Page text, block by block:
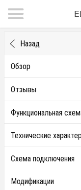
Назад
Обзор
Отзывы
Функциональная
Технические
Схема подключения
Модификации